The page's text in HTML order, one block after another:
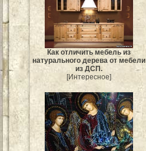
Как отличить мебель из
натурального дерева от мебели
из ДСП.
[Интересное]